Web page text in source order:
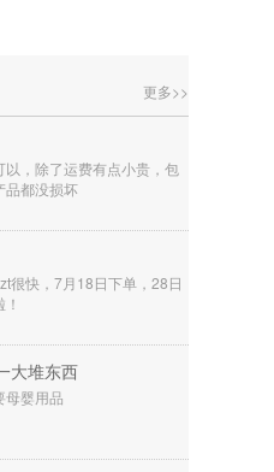
更多>>
以，除了运费有点小贵，包
品都没损坏
很快，7月18日下单，28日
大堆东西
母婴用品